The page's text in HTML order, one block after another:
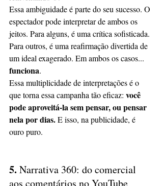
Essa ambiguidade é parte do seu sucesso. O
espectador pode interpretar de ambos os
jeitos. Para alguns, é uma crítica sofisticada.
Para outros, é uma reafirmação divertida de
um ideal exagerado. Em ambos os casos...
funciona.
Essa multiplicidade de interpretações é o
que torna essa campanha tão eficaz: você
pode aproveitá-la sem pensar, ou pensar
nela por dias. E isso, na publicidade, é
ouro puro.
5. Narrativa 360: do comercial
aos comentários no YouTube